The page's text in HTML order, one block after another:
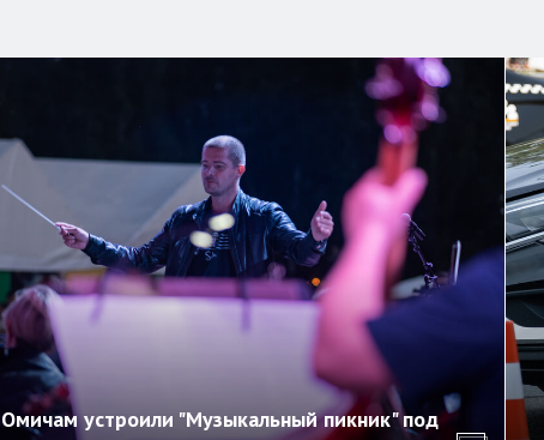
Омичам устроили "Музыкальный пикник" под